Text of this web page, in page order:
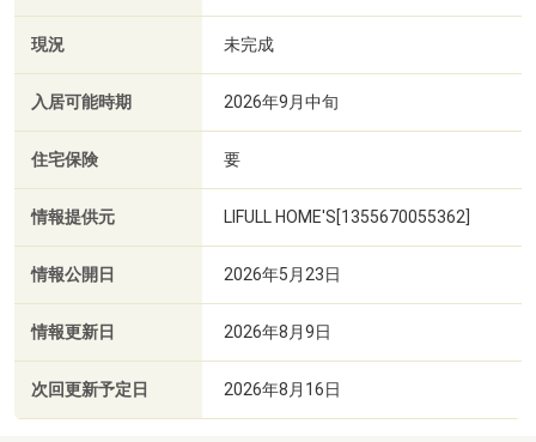
現況 未完成
入居可能時期 2026年9月中旬
住宅保険 要
情報提供元 LIFULL HOME'S[1355670055362]
情報公開日 2026年5月23日
情報更新日 2026年8月9日
次回更新予定日 2026年8月16日